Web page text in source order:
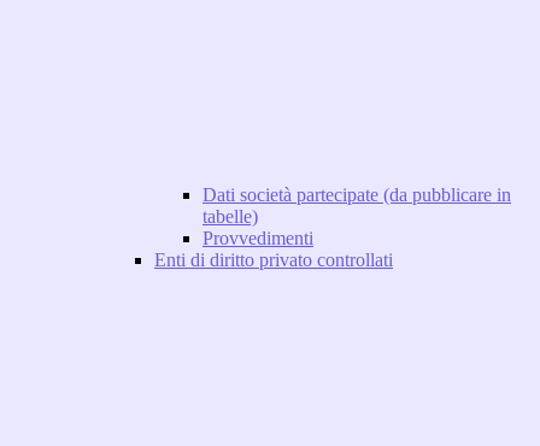
Dati società partecipate (da pubblicare in
tabelle)
Provvedimenti
Enti di diritto privato controllati